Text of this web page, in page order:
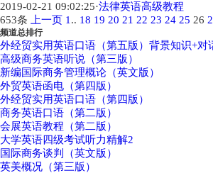
2019-02-21 09:02:25·法律英语高级教程
653条
上一页 1 .. 18 19 20 21 22 23 24 25 26
频道总排行
外经贸实用英语口语（第五版）背景知识+对
高级商务英语听说（第三版）
新编国际商务管理概论（英文版）
外贸英语函电（第四版）
外经贸实用英语口语（第四版）
商务英语口语（第二版）
会展英语教程（第二版）
大学英语四级考试听力精解2
国际商务谈判（英文版）
英美概况（第三版）